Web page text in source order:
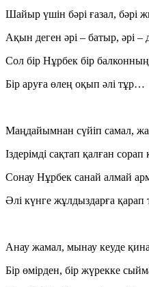
Шайыр үшін бәрі ғазал, бәрі
Ақын деген әрі – батыр, әрі –
Сол бір Нұрбек бір
Бір аруға өлең оқып әлі тұр…
Маңдайымнан сүйіп самал,
Іздерімді сақтап қалған сорап
Сонау Нұрбек санай алмай
Әлі күнге жұлдыздарға
Анау жамал, мынау кеуде
Бір өмірден, бір жүрекке